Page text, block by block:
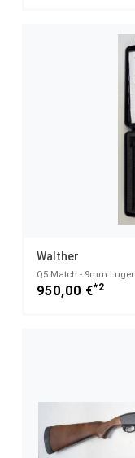
Walther
Q5 Match - 9mm Luger
950,00 €*2